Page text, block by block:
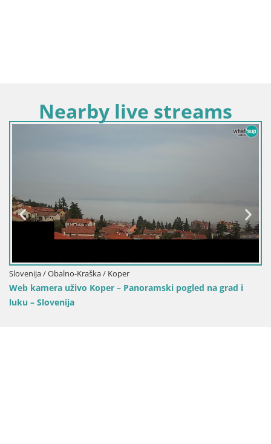
Nearby live streams
Slovenija / Obalno-Kraška / Koper
Web kamera uživo Koper – Panoramski pogled na grad i
luku – Slovenija